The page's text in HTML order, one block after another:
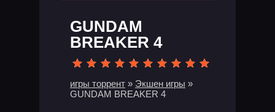
GUNDAM
BREAKER 4
игры торрент » Экшен игры »
GUNDAM BREAKER 4